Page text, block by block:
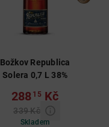
Božkov Republica
Solera 0,7 L 38%
288 15 Kč
339 Kč
Skladem